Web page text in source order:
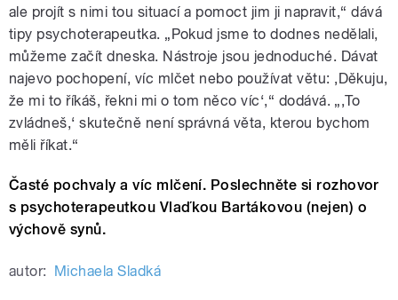
ale projít s nimi tou situací a pomoct jim ji napravit,“ dává
tipy psychoterapeutka. „Pokud jsme to dodnes nedělali,
můžeme začít dneska. Nástroje jsou jednoduché. Dávat
najevo pochopení, víc mlčet nebo používat větu: ‚Děkuju,
že mi to říkáš, řekni mi o tom něco víc‘,“ dodává. „‚To
zvládneš,‘ skutečně není správná věta, kterou bychom
měli říkat.“
Časté pochvaly a víc mlčení. Poslechněte si rozhovor
s psychoterapeutkou Vlaďkou Bartákovou (nejen) o
výchově synů.
autor: Michaela Sladká